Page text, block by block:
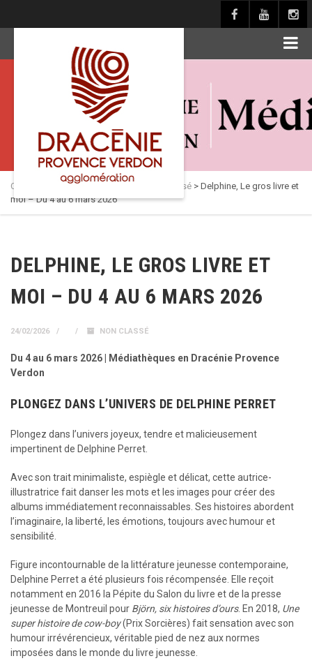
Culture en Dracénie Non classé > Delphine, Le gros livre et
moi – Du 4 au 6 mars 2026
DELPHINE, LE GROS LIVRE ET
MOI – DU 4 AU 6 MARS 2026
24/02/2026 NON CLASSÉ
Du 4 au 6 mars 2026 | Médiathèques en Dracénie Provence
Verdon
PLONGEZ DANS L’UNIVERS DE DELPHINE PERRET
Plongez dans l’univers joyeux, tendre et malicieusement
impertinent de Delphine Perret.
Avec son trait minimaliste, espiègle et délicat, cette autrice-
illustratrice fait danser les mots et les images pour créer des
albums immédiatement reconnaissables. Ses histoires abordent
l’imaginaire, la liberté, les émotions, toujours avec humour et
sensibilité.
Figure incontournable de la littérature jeunesse contemporaine,
Delphine Perret a été plusieurs fois récompensée. Elle reçoit
notamment en 2016 la Pépite du Salon du livre et de la presse
jeunesse de Montreuil pour Björn, six histoires d’ours. En 2018, Une
super histoire de cow-boy(Prix Sorcières) fait sensation avec son
humour irrévérencieux, véritable pied de nez aux normes
imposées dans le monde du livre jeunesse.